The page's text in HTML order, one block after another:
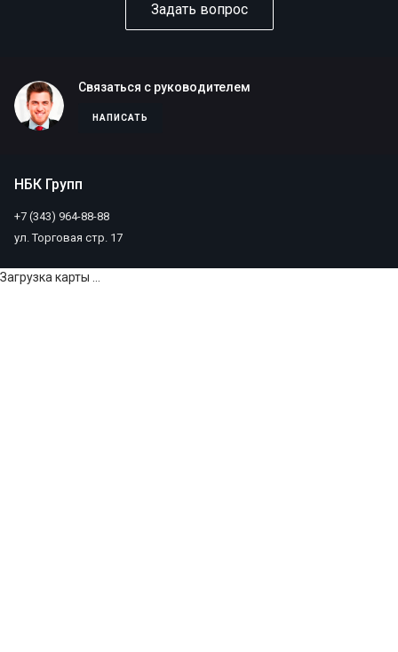
Задать вопрос
Связаться с руководителем
НАПИСАТЬ
НБК Групп
+7 (343) 964-88-88
ул. Торговая стр. 17
Загрузка карты ...